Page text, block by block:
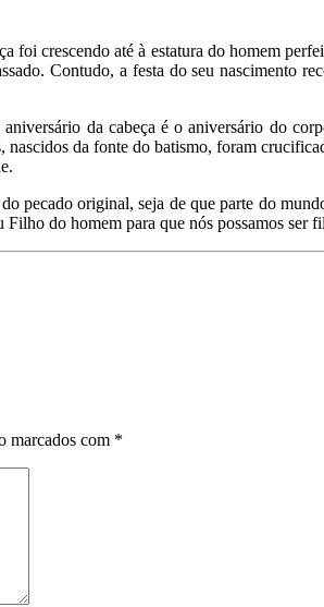
foi crescendo até à estatura do homem
Contudo, a festa do seu nascimento
da cabeça é o aniversário do
da fonte do batismo, foram
pecado original, seja de que parte do
do homem para que nós possamos ser
marcados com *